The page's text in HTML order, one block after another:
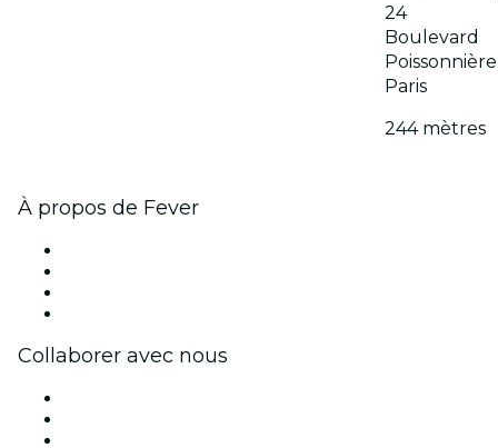
24
Boulevard
Paris
244 mètres
À propos de Fever
Collaborer avec nous